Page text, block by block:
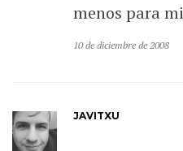
menos para
10 de diciembre de 2008
JAVITXU